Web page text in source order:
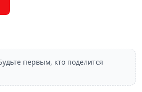
первым, кто поделится